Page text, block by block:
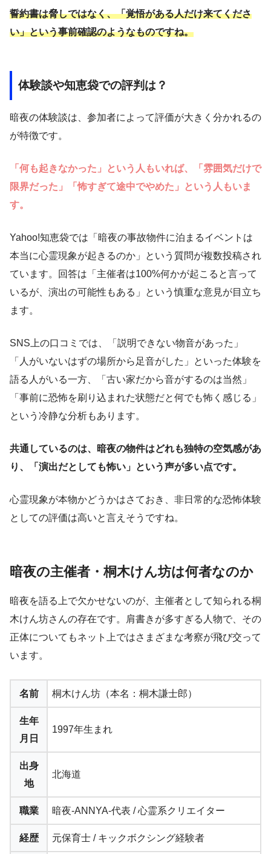
誓約書は脅しではなく、「覚悟がある人だけ来てくださ
い」という事前確認のようなものですね。
体験談や知恵袋での評判は？
暗夜の体験談は、参加者によって評価が大きく分かれるの
が特徴です。
「何も起きなかった」という人もいれば、「雰囲気だけで
限界だった」「怖すぎて途中でやめた」という人もいま
す。
Yahoo!知恵袋では「暗夜の事故物件に泊まるイベントは
本当に心霊現象が起きるのか」という質問が複数投稿され
ています。回答は「主催者は100%何かが起こると言って
いるが、演出の可能性もある」という慎重な意見が目立ち
ます。
SNS上の口コミでは、「説明できない物音があった」
「人がいないはずの場所から足音がした」といった体験を
語る人がいる一方、「古い家だから音がするのは当然」
「事前に恐怖を刷り込まれた状態だと何でも怖く感じる」
という冷静な分析もあります。
共通しているのは、暗夜の物件はどれも独特の空気感があ
り、「演出だとしても怖い」という声が多い点です。
心霊現象が本物かどうかはさておき、非日常的な恐怖体験
としての評価は高いと言えそうですね。
暗夜の主催者・桐木けん坊は何者なのか
暗夜を語る上で欠かせないのが、主催者として知られる桐
木けん坊さんの存在です。肩書きが多すぎる人物で、その
正体についてもネット上ではさまざまな考察が飛び交って
います。
名前 桐木けん坊（本名：桐木謙士郎）
生年
月日
1997年生まれ
出身
地
北海道
職業 暗夜-ANNYA-代表 / 心霊系クリエイター
経歴 元保育士 / キックボクシング経験者